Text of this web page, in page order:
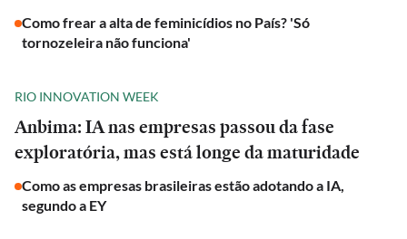
Como frear a alta de feminicídios no País? 'Só
tornozeleira não funciona'
RIO INNOVATION WEEK
Anbima: IA nas empresas passou da fase
exploratória, mas está longe da maturidade
Como as empresas brasileiras estão adotando a IA,
segundo a EY